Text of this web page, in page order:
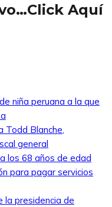
Aquí
niña peruana a la que
Todd Blanche,
general
los 68 años de edad
para pagar servicios
la presidencia de